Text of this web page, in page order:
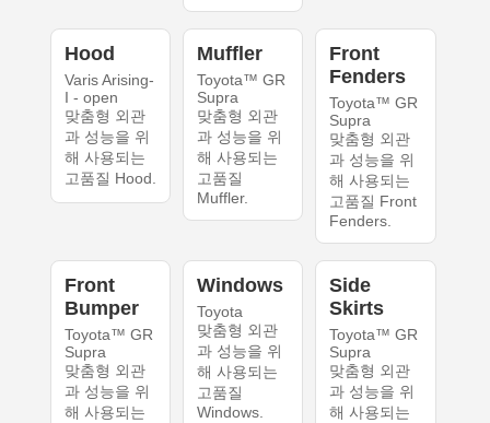
Hood
Varis Arising-
I - open
맞춤형 외관
과 성능을 위
해 사용되는
고품질 Hood.
Muffler
Toyota™ GR
Supra
맞춤형 외관
과 성능을 위
해 사용되는
고품질
Muffler.
Front
Fenders
Toyota™ GR
Supra
맞춤형 외관
과 성능을 위
해 사용되는
고품질 Front
Fenders.
Front
Bumper
Toyota™ GR
Supra
맞춤형 외관
과 성능을 위
해 사용되는
Windows
Toyota
맞춤형 외관
과 성능을 위
해 사용되는
고품질
Windows.
Side
Skirts
Toyota™ GR
Supra
맞춤형 외관
과 성능을 위
해 사용되는